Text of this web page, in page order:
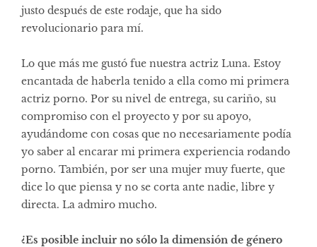
justo después de este rodaje, que ha sido
revolucionario para mí.
Lo que más me gustó fue nuestra actriz Luna. Estoy
encantada de haberla tenido a ella como mi primera
actriz porno. Por su nivel de entrega, su cariño, su
compromiso con el proyecto y por su apoyo,
ayudándome con cosas que no necesariamente podía
yo saber al encarar mi primera experiencia rodando
porno. También, por ser una mujer muy fuerte, que
dice lo que piensa y no se corta ante nadie, libre y
directa. La admiro mucho.
¿Es posible incluir no sólo la dimensión de género